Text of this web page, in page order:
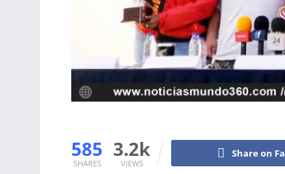
585
SHARES
3.2k
VIEWS
Share on